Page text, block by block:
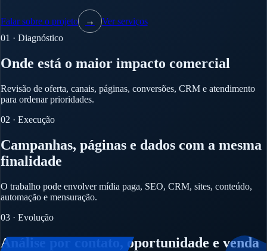
Falar sobre o projeto →
Ver serviços
01 · Diagnóstico
Onde está o maior impacto comercial
Revisão de oferta, canais, páginas, conversões, CRM e atendimento
para ordenar prioridades.
02 · Execução
Campanhas, páginas e dados com a mesma
finalidade
O trabalho pode envolver mídia paga, SEO, CRM, sites, conteúdo,
automação e mensuração.
03 · Evolução
Análise por contato, oportunidade e venda